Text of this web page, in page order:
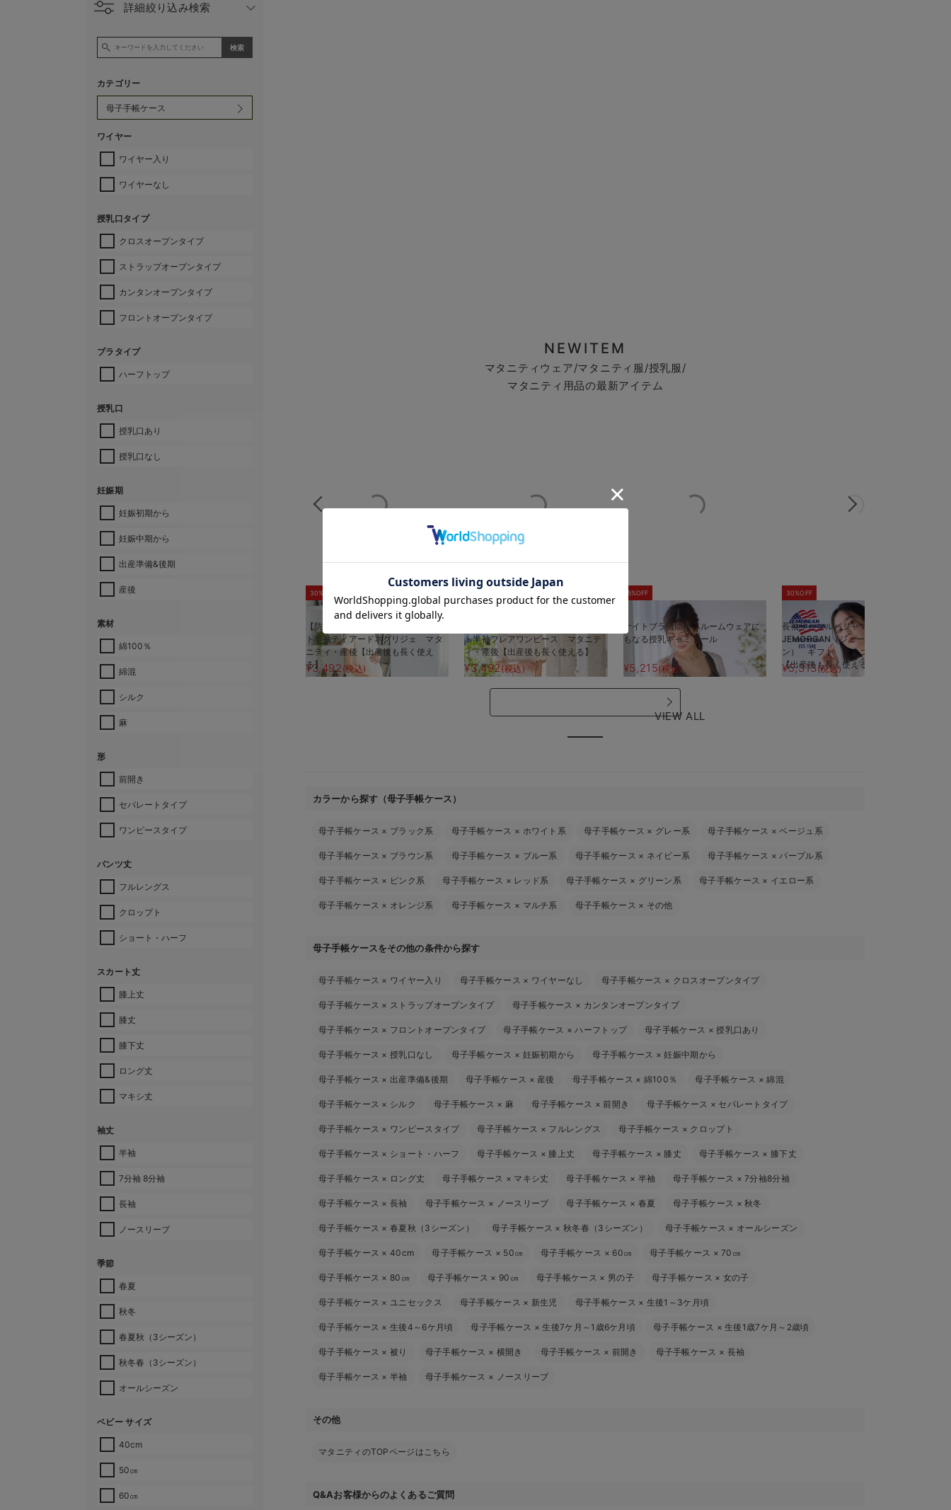
詳細絞り込み検索
カテゴリー
ワイヤー
ワイヤー入り
ワイヤーなし
授乳口タイプ
クロスオープンタイプ
ストラップオープンタイプ
カンタンオープンタイプ
フロントオープンタイプ
ブラタイプ
ハーフトップ
授乳口
授乳口あり
授乳口なし
妊娠期
妊娠初期から
妊娠中期から
出産準備&後期
産後
素材
綿100％
綿混
シルク
麻
形
前開き
セパレートタイプ
ワンピースタイプ
パンツ丈
フルレングス
クロップト
ショート・ハーフ
スカート丈
膝上丈
膝丈
膝下丈
ロング丈
マキシ丈
袖丈
半袖
7分袖 8分袖
長袖
ノースリーブ
季節
春夏
秋冬
春夏秋（3シーズン）
秋冬春（3シーズン）
オールシーズン
ベビー サイズ
40cm
50㎝
60㎝
NEWITEM
マタニティウェア/マタニティ服/授乳服/
マタニティ用品の最新アイテム
30%OFF
【防汚加工】綿混やわらかスウェッ
ト半袖ティアードネグリジェ マタ
ニティ・産後【出産後も長く使え
る】
¥3,492 (税込)
ト半袖フレアワンピース マタニテ
ィ・産後【出産後も長く使える】
¥3,492(税込)
5%OFF
ナイトブラ機能付 ルームウェアに
もなる授乳キャミソール
¥5,215(税込)
30%OFF
長袖サーマルパジャマ3点セット
JEMORGAN（ジェーイーモーガ
ン） ギフト マタニティ・産後
【出産後も長く使える】
¥5,313 (税込)
VIEW ALL
カラーから探す（母子手帳ケース）
母子手帳ケース × ブラック系 母子手帳ケース × ホワイト系 母子手帳ケース × グレー系 母子手帳ケース ×ベージュ系
母子手帳ケース × ブラウン系 母子手帳ケース × ブルー系 母子手帳ケース × ネイビー系 母子手帳ケース ×パープル系
母子手帳ケース × ピンク系 母子手帳ケース × レッド系 母子手帳ケース × グリーン系 母子手帳ケース × イエロー系
母子手帳ケース × オレンジ系 母子手帳ケース × マルチ系 母子手帳ケース × その他
母子手帳ケースをその他の条件から探す
母子手帳ケース × ワイヤー入り 母子手帳ケース × ワイヤーなし 母子手帳ケース × クロスオープンタイプ
母子手帳ケース × ストラップオープンタイプ 母子手帳ケース × カンタンオープンタイプ
母子手帳ケース × フロントオープンタイプ 母子手帳ケース ×ハーフトップ 母子手帳ケース ×授乳口あり
母子手帳ケース ×授乳口なし 母子手帳ケース × 妊娠初期から 母子手帳ケース ×妊娠中期から
母子手帳ケース × 出産準備&後期 母子手帳ケース × 産後 母子手帳ケース × 綿100％ 母子手帳ケース ×綿混
母子手帳ケース × シルク 母子手帳ケース × 麻 母子手帳ケース ×前開き 母子手帳ケース × セパレートタイプ
母子手帳ケース × ワンピースタイプ 母子手帳ケース × フルレングス 母子手帳ケース × クロップト
母子手帳ケース × ショート・ハーフ 母子手帳ケース × 膝上丈 母子手帳ケース × 膝丈 母子手帳ケース × 膝下丈
母子手帳ケース × ロング丈 母子手帳ケース × マキシ丈 母子手帳ケース × 半袖 母子手帳ケース ×7分袖8分袖
母子手帳ケース ×長袖 母子手帳ケース × ノースリーブ 母子手帳ケース × 春夏 母子手帳ケース ×秋冬
母子手帳ケース ×春夏秋（3シーズン） 母子手帳ケース ×秋冬春（3シーズン） 母子手帳ケース × オールシーズン
母子手帳ケース ×40cm 母子手帳ケース × 50㎝ 母子手帳ケース × 60㎝ 母子手帳ケース ×70㎝
母子手帳ケース × 80㎝ 母子手帳ケース × 90㎝ 母子手帳ケース × 男の子 母子手帳ケース × 女の子
母子手帳ケース ×ユニセックス 母子手帳ケース × 新生児 母子手帳ケース × 生後1～3ケ月頃
母子手帳ケース ×生後4～6ケ月頃 母子手帳ケース ×生後7ケ月～1歳6ケ月頃 母子手帳ケース ×生後1歳7ケ月～2歳頃
母子手帳ケース ×被り 母子手帳ケース × 横開き 母子手帳ケース × 前開き 母子手帳ケース × 長袖
母子手帳ケース ×半袖 母子手帳ケース × ノースリーブ
その他
マタニティのTOPページはこちら
Q&Aお客様からのよくあるご質問
お気に入り商品を確認する